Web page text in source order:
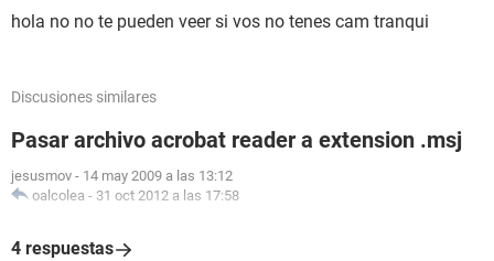
hola no no te pueden veer si vos no tenes cam tranqui
Discusiones similares
Pasar archivo acrobat reader a extension .msj
jesusmov - 14 may 2009 a las 13:12
oalcolea - 31 oct 2012 a las 17:58
4 respuestas